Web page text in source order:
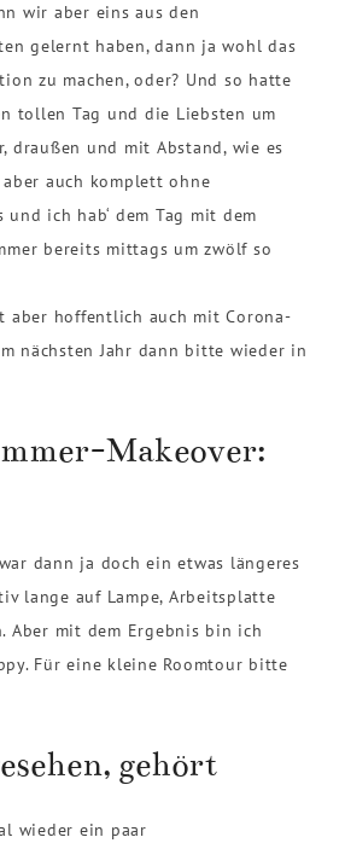
wir aber eins aus den
gelernt haben, dann ja wohl das
zu machen, oder? Und so hatte
tollen Tag und die Liebsten um
draußen und mit Abstand, wie es
auch komplett ohne
ich hab‘ dem Tag mit dem
bereits mittags um zwölf so
aber hoffentlich auch mit Corona-
nächsten Jahr dann bitte wieder in
Makeover:
dann ja doch ein etwas längeres
lange auf Lampe, Arbeitsplatte
Aber mit dem Ergebnis bin ich
Für eine kleine Roomtour bitte
gehört
wieder ein paar